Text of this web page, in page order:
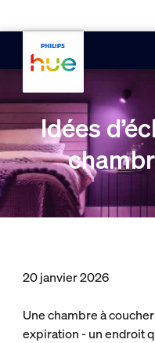
Idées
20 janvier 2026
Une chambre à
expiration - un endroit